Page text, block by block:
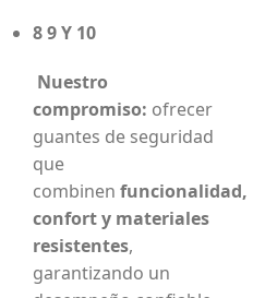
8 9 Y 10
Nuestro
compromiso: ofrecer
guantes de seguridad
que
combinen funcionalidad,
confort y materiales
resistentes,
garantizando un